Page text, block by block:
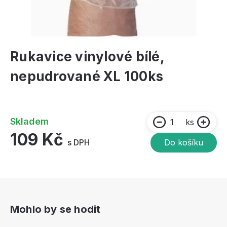
Rukavice vinylové bílé,
nepudrované XL 100ks
Skladem
109 Kč s DPH
ks
Do košíku
Mohlo by se hodit